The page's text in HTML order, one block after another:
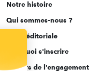
Notre histoire
Qui sommes-nous ?
Ligne éditoriale
Pourquoi s'inscrire
Acteurs de l'engagement